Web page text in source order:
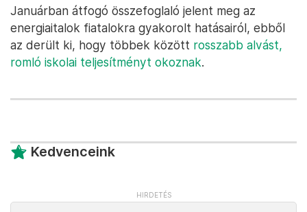
Januárban átfogó összefoglaló jelent meg az
energiaitalok fiatalokra gyakorolt hatásairól, ebből
az derült ki, hogy többek között rosszabb alvást,
romló iskolai teljesítményt okoznak.
Kedvenceink